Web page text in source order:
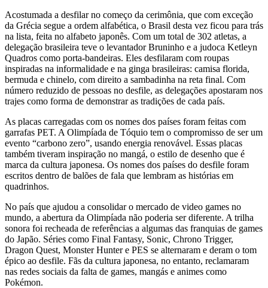
Acostumada a desfilar no começo da cerimônia, que com exceção
da Grécia segue a ordem alfabética, o Brasil desta vez ficou para trás
na lista, feita no alfabeto japonês. Com um total de 302 atletas, a
delegação brasileira teve o levantador Bruninho e a judoca Ketleyn
Quadros como porta-bandeiras. Eles desfilaram com roupas
inspiradas na informalidade e na ginga brasileiras: camisa florida,
bermuda e chinelo, com direito a sambadinha na reta final. Com
número reduzido de pessoas no desfile, as delegações apostaram nos
trajes como forma de demonstrar as tradições de cada país.
As placas carregadas com os nomes dos países foram feitas com
garrafas PET. A Olimpíada de Tóquio tem o compromisso de ser um
evento “carbono zero”, usando energia renovável. Essas placas
também tiveram inspiração no mangá, o estilo de desenho que é
marca da cultura japonesa. Os nomes dos países do desfile foram
escritos dentro de balões de fala que lembram as histórias em
quadrinhos.
No país que ajudou a consolidar o mercado de video games no
mundo, a abertura da Olimpíada não poderia ser diferente. A trilha
sonora foi recheada de referências a algumas das franquias de games
do Japão. Séries como Final Fantasy, Sonic, Chrono Trigger,
Dragon Quest, Monster Hunter e PES se alternaram e deram o tom
épico ao desfile. Fãs da cultura japonesa, no entanto, reclamaram
nas redes sociais da falta de games, mangás e animes como
Pokémon.